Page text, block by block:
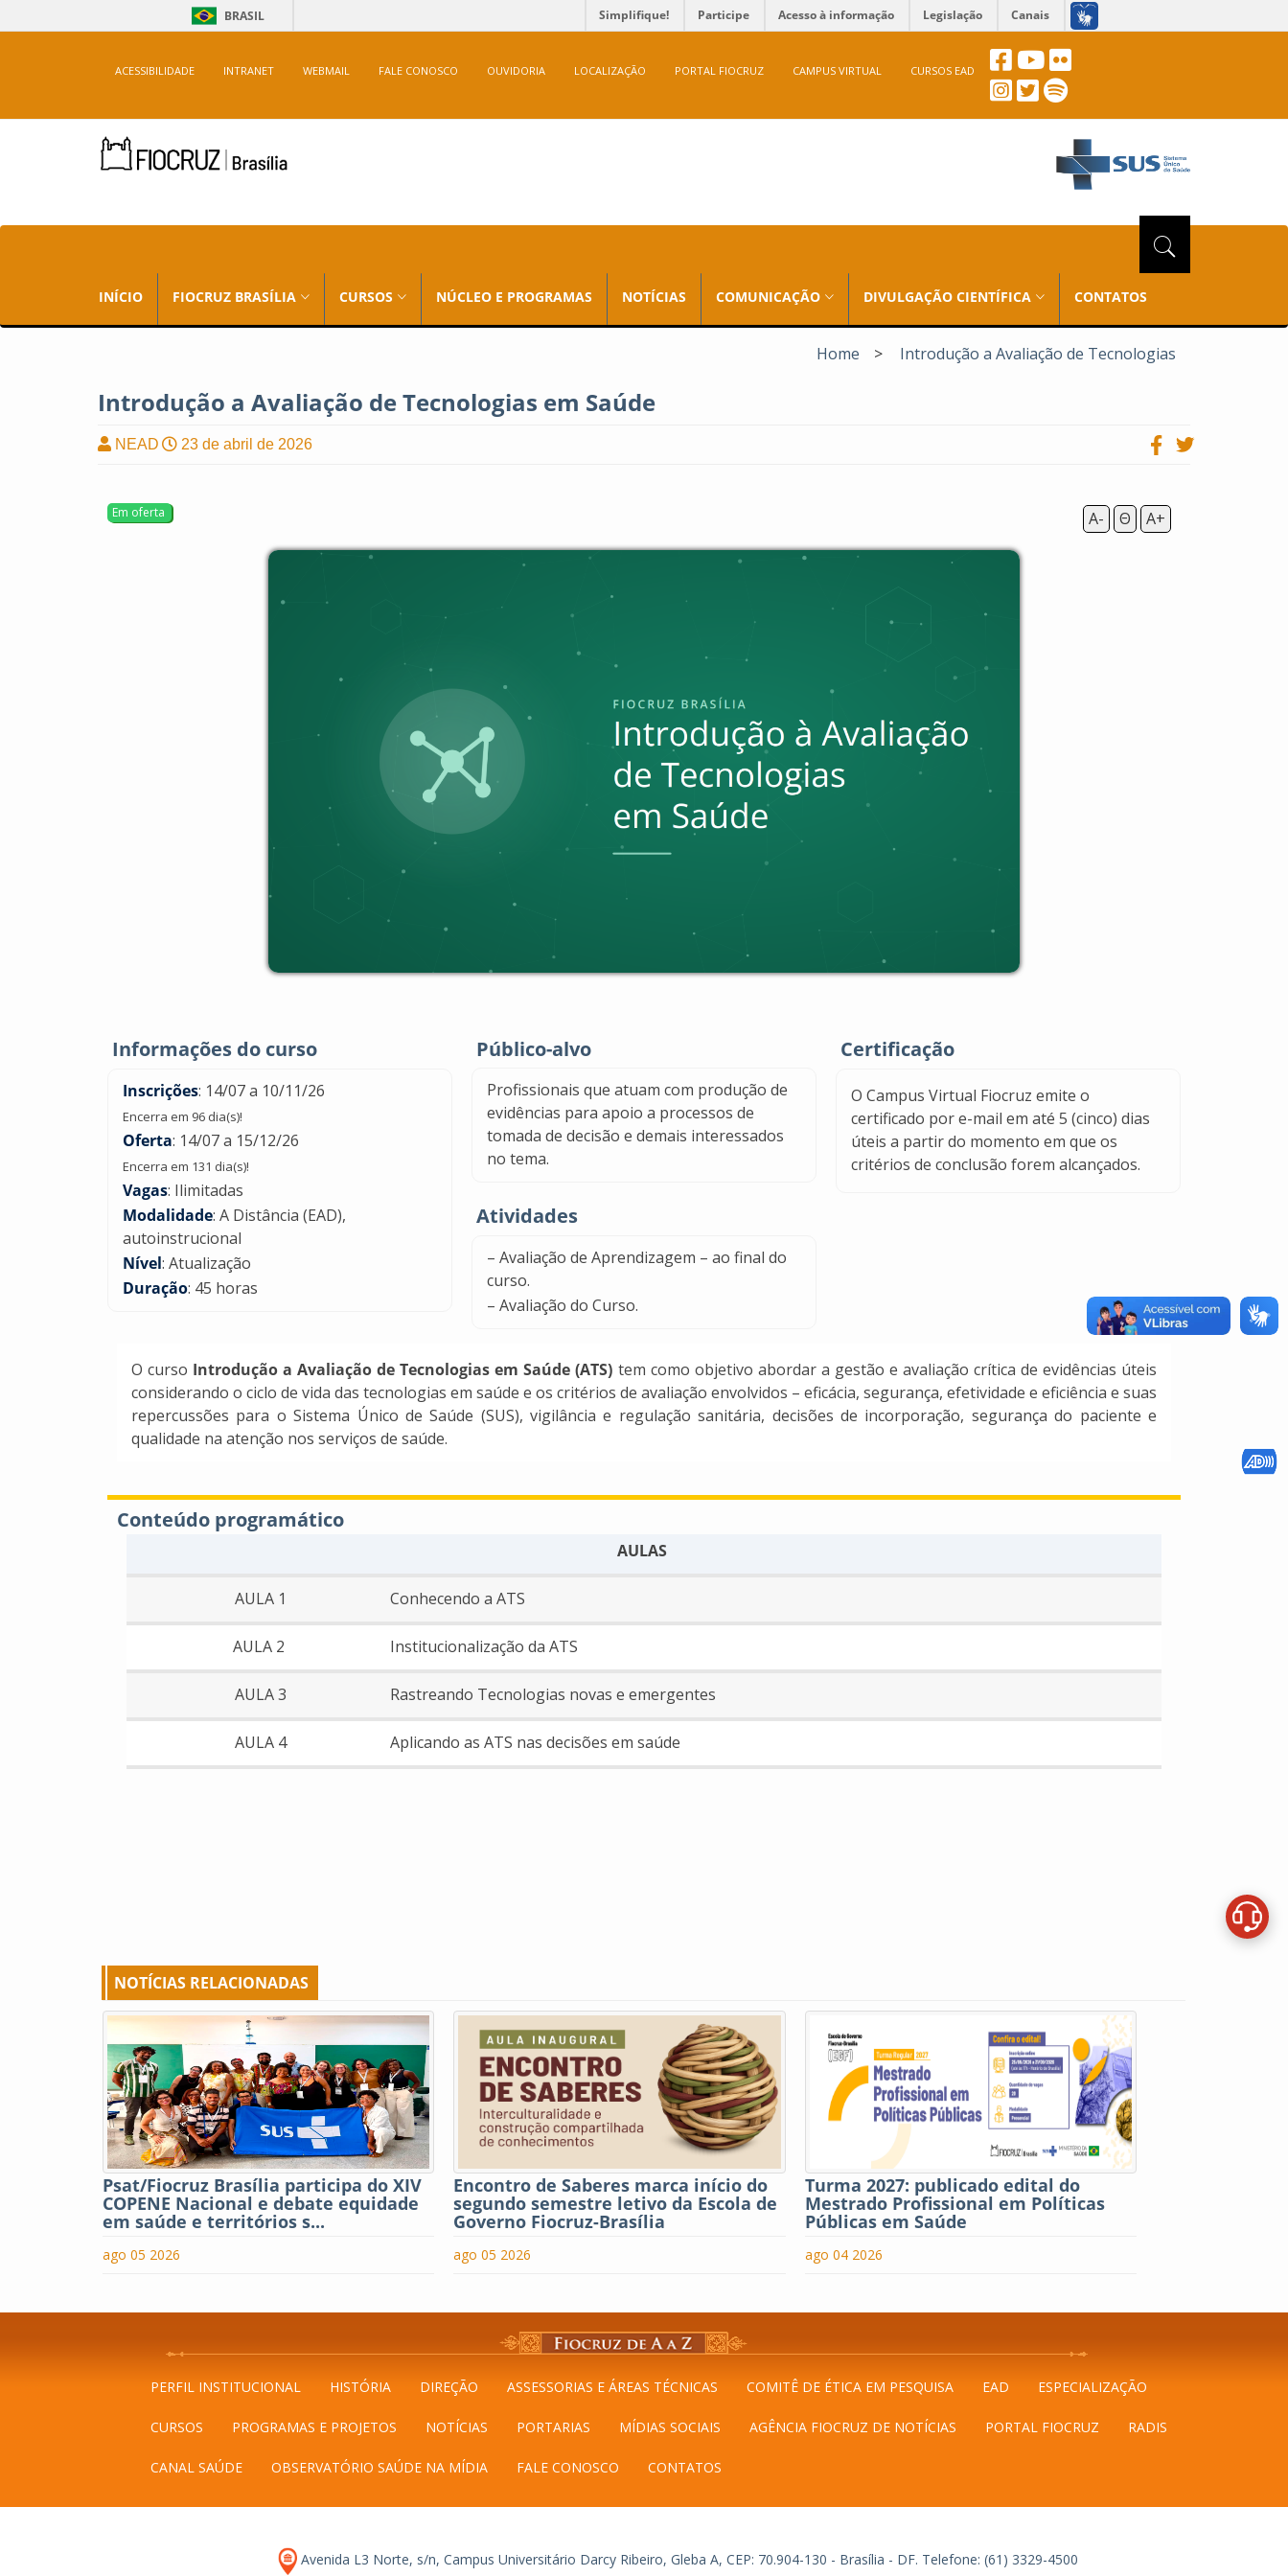
BRASIL Simplifique! Participe Acesso à informação Legislação Canais
ACESSIBILIDADE INTRANET WEBMAIL FALE CONOSCO OUVIDORIA LOCALIZAÇÃO PORTAL FIOCRUZ CAMPUS VIRTUAL CURSOS EAD
INÍCIO FIOCRUZ BRASÍLIA CURSOS NÚCLEO E PROGRAMAS NOTÍCIAS COMUNICAÇÃO DIVULGAÇÃO CIENTÍFICA CONTATOS
Home > Introdução a Avaliação de Tecnologias
Introdução a Avaliação de Tecnologias em Saúde
NEAD 23 de abril de 2026
A- Θ A+
Informações do curso
Inscrições: 14/07 a 10/11/26
Encerra em 96 dia(s)!
Oferta: 14/07 a 15/12/26
Encerra em 131 dia(s)!
Vagas: Ilimitadas
Modalidade: A Distância (EAD),
autoinstrucional
Nível: Atualização
Duração: 45 horas
Público-alvo
Profissionais que atuam com produção de
evidências para apoio a processos de
tomada de decisão e demais interessados
no tema.
Atividades
– Avaliação de Aprendizagem – ao final do
curso.
– Avaliação do Curso.
Certificação
O Campus Virtual Fiocruz emite o
certificado por e-mail em até 5 (cinco) dias
úteis a partir do momento em que os
critérios de conclusão forem alcançados.
O curso Introdução a Avaliação de Tecnologias em Saúde (ATS) tem como objetivo abordar a gestão e avaliação crítica de evidências úteis
considerando o ciclo de vida das tecnologias em saúde e os critérios de avaliação envolvidos – eficácia, segurança, efetividade e eficiência e suas
repercussões para o Sistema Único de Saúde (SUS), vigilância e regulação sanitária, decisões de incorporação, segurança do paciente e
qualidade na atenção nos serviços de saúde.
Conteúdo programático
AULAS
AULA 1 Conhecendo a ATS
AULA 2 Institucionalização da ATS
AULA 3 Rastreando Tecnologias novas e emergentes
AULA 4 Aplicando as ATS nas decisões em saúde
NOTÍCIAS RELACIONADAS
Psat/Fiocruz Brasília participa do XIV
COPENE Nacional e debate equidade
em saúde e territórios s...
ago 05 2026
Encontro de Saberes marca início do
segundo semestre letivo da Escola de
Governo Fiocruz-Brasília
ago 05 2026
Turma 2027: publicado edital do
Mestrado Profissional em Políticas
Públicas em Saúde
ago 04 2026
PERFIL INSTITUCIONAL HISTÓRIA DIREÇÃO ASSESSORIAS E ÁREAS TÉCNICAS COMITÊ DE ÉTICA EM PESQUISA EAD ESPECIALIZAÇÃO
CURSOS PROGRAMAS E PROJETOS NOTÍCIAS PORTARIAS MÍDIAS SOCIAIS AGÊNCIA FIOCRUZ DE NOTÍCIAS PORTAL FIOCRUZ RADIS
CANAL SAÚDE OBSERVATÓRIO SAÚDE NA MÍDIA FALE CONOSCO CONTATOS
Avenida L3 Norte, s/n, Campus Universitário Darcy Ribeiro, Gleba A, CEP: 70.904-130 - Brasília - DF. Telefone: (61) 3329-4500